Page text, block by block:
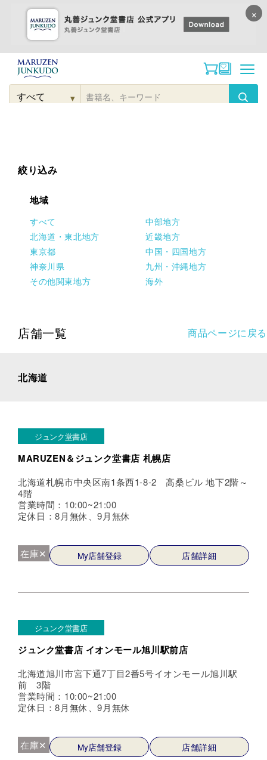
コンテンツに
進む
検
▾
絞り込み
地域
すべて
北海道・東北地方
東京都
神奈川県
その他関東地方
中部地方
近畿地方
中国・四国地方
九州・沖縄地方
海外
店舗一覧 商品ページに戻る
北海道
ジュンク堂書店
MARUZEN＆ジュンク堂書店 札幌店
北海道札幌市中央区南1条西1-8-2 高桑ビル 地下2階～
4階
営業時間：10:00~21:00
定休日：8月無休、9月無休
在庫✕ My店舗登録 店舗詳細
ジュンク堂書店
ジュンク堂書店 イオンモール旭川駅前店
北海道旭川市宮下通7丁目2番5号イオンモール旭川駅
前 3階
営業時間：10:00~21:00
定休日：8月無休、9月無休
在庫✕ My店舗登録 店舗詳細
×